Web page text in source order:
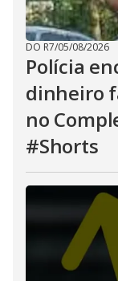
DO R7/05/08/2026
Polícia
dinheiro
no
#Shorts